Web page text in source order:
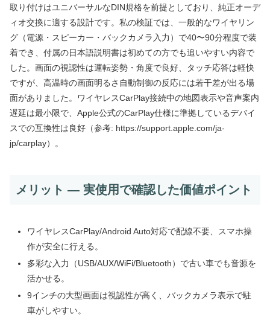
取り付けはユニバーサルなDIN規格を前提としており、純正オーデ
ィオ交換に適する設計です。私の検証では、一般的なワイヤリン
グ（電源・スピーカー・バックカメラ入力）で40〜90分程度で装
着でき、付属の日本語説明書は初めての方でも追いやすい内容で
した。画面の視認性は運転姿勢・角度で良好、タッチ応答は軽快
ですが、高温時の画面明るさ自動制御の反応には若干差が出る場
面がありました。ワイヤレスCarPlay接続中の地図表示や音声案内
遅延は最小限で、Apple公式のCarPlay仕様に準拠しているデバイ
スでの互換性は良好（参考: https://support.apple.com/ja-
jp/carplay）。
メリット — 実使用で確認した価値ポイント
ワイヤレスCarPlay/Android Auto対応で配線不要、スマホ操
作が安全に行える。
多彩な入力（USB/AUX/WiFi/Bluetooth）で古い車でも音源を
活かせる。
9インチの大型画面は視認性が高く、バックカメラ表示で駐
車がしやすい。